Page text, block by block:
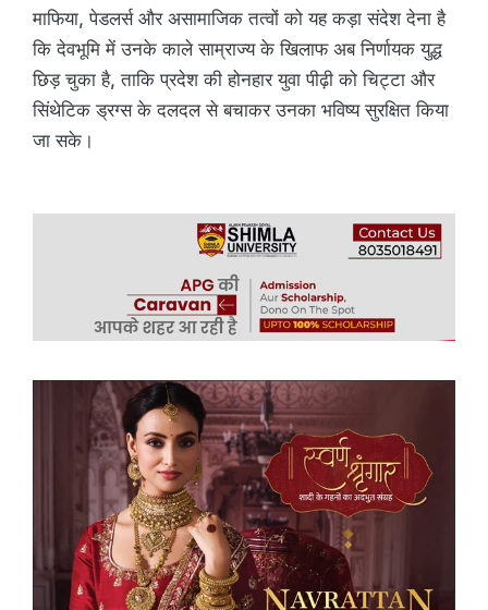
माफिया, पेडलर्स और असामाजिक तत्वों को यह कड़ा संदेश देना है
कि देवभूमि में उनके काले साम्राज्य के खिलाफ अब निर्णायक युद्ध
छिड़ चुका है, ताकि प्रदेश की होनहार युवा पीढ़ी को चिट्टा और
सिंथेटिक ड्रग्स के दलदल से बचाकर उनका भविष्य सुरक्षित किया
जा सके।